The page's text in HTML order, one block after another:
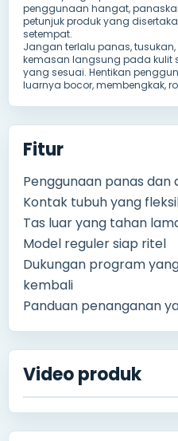
penggunaan hangat,
petunjuk produk yang
setempat.
Jangan terlalu panas,
kemasan langsung pada kulit
yang sesuai. Hentikan
luarnya bocor, membengkak,
Fitur
Penggunaan panas dan
Kontak tubuh yang
Tas luar yang tahan
Model reguler siap ritel
Dukungan program
kembali
Panduan penanganan
Video produk